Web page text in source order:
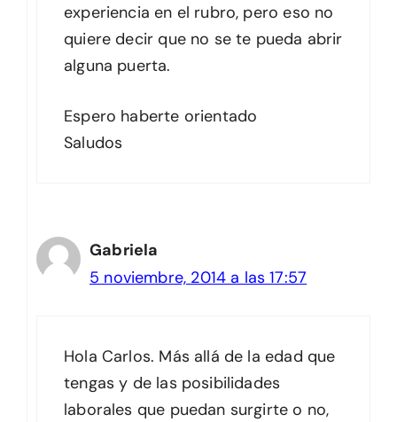
experiencia en el rubro, pero eso no
quiere decir que no se te pueda abrir
alguna puerta.
Espero haberte orientado
Saludos
Gabriela
5 noviembre, 2014 a las 17:57
Hola Carlos. Más allá de la edad que
tengas y de las posibilidades
laborales que puedan surgirte o no,